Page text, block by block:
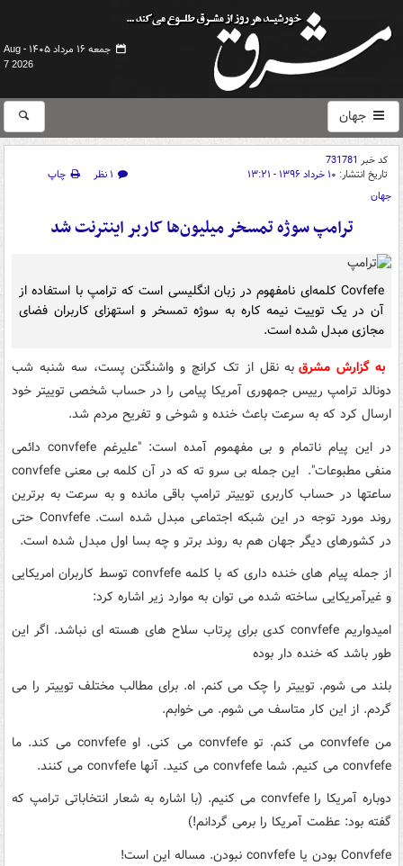
جمعه ۱۶ مرداد ۱۴۰۵ -
Aug
7 2026
جهان
کد خبر 731781
تاریخ انتشار: ۱۰ خرداد ۱۳۹۶ - ۱۳:۲۱ ۱ نظر
چاپ
جهان
ترامپ سوژه تمسخر میلیون‌ها کاربر اینترنت شد
Covfefe کلمه‌ای نامفهوم در زبان انگلیسی است که ترامپ با استفاده از
آن در یک توییت نیمه کاره به سوژه تمسخر و استهزای کاربران فضای
مجازی مبدل شده است.
به گزارش مشرقبه نقل از تک کرانچ و واشنگتن پست، سه شنبه شب
دونالد ترامپ رییس جمهوری آمریکا پیامی را در حساب شخصی توییتر خود
ارسال کرد که به سرعت باعث خنده و شوخی و تفریح مردم شد.
در این پیام ناتمام و بی مفهموم آمده است: "علیرغم convfefe دائمی
منفی مطبوعات". این جمله بی سرو ته که در آن کلمه بی معنی convfefe
ساعتها در حساب کاربری توییتر ترامپ باقی مانده و به سرعت به برترین
روند مورد توجه در این شبکه اجتماعی مبدل شده است. Convfefe حتی
در کشورهای دیگر جهان هم به روند برتر و چه بسا اول مبدل شده است.
از جمله پیام های خنده داری که با کلمه convfefe توسط کاربران امریکایی
و غیرآمریکایی ساخته شده می توان به موارد زیر اشاره کرد:
امیدواریم convfefe کدی برای پرتاب سلاح های هسته ای نباشد. اگر این
طور باشد که خنده دار بوده
بلند می شوم. توییتر را چک می کنم. اه. برای مطالب مختلف توییتر را می
گردم. از این کار متاسف می شوم. می خوابم.
من convfefe می کنم. تو convfefe می کنی. او convfefe می کند. ما
convfefe می کنیم. شما convfefe می کنید. آنها convfefe می کنند.
دوباره آمریکا را convfefe می کنیم. (با اشاره به شعار انتخاباتی ترامپ که
گفته بود: عظمت آمریکا را برمی گردانم!)
Convfefe بودن یا convfefe نبودن. مساله این است!